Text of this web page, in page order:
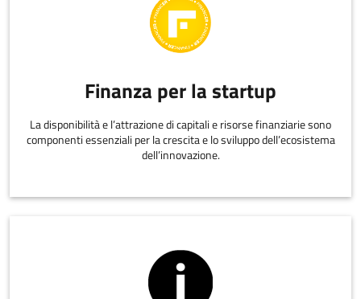
Finanza per la startup
La disponibilità e l’attrazione di capitali e risorse finanziarie sono
componenti essenziali per la crescita e lo sviluppo dell’ecosistema
dell’innovazione.